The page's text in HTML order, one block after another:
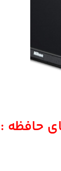
حافظه :